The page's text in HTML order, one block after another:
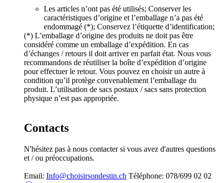
Les articles n’ont pas été utilisés; Conserver les
caractéristiques d’origine et l’emballage n’a pas été
endommagé (*); Conservez l’étiquette d’identification;
(*) L’emballage d’origine des produits ne doit pas être
considéré comme un emballage d’expédition. En cas
d’échanges / retours il doit arriver en parfait état. Nous vous
recommandons de réutiliser la boîte d’expédition d’origine
pour effectuer le retour. Vous pouvez en choisir un autre à
condition qu’il protège convenablement l’emballage du
produit. L’utilisation de sacs postaux / sacs sans protection
physique n’est pas appropriée.
Contacts
N'hésitez pas à nous contacter si vous avez d'autres questions
et / ou préoccupations.
Email: Info@choisirsondestin.ch Téléphone: 078/699 02 02